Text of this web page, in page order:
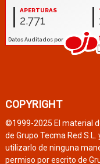
COPYRIGHT
©1999-2025 El material
de Grupo Tecma Red
utilizarlo de ninguna
permiso por escrito de